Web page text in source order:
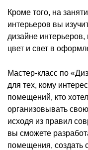
Кроме того, на
интерьеров вы
дизайне
цвет и свет в
Мастер-класс по
для тех, кому
помещений, кто
организовывать
исходя из правил
вы сможете
помещения, создать